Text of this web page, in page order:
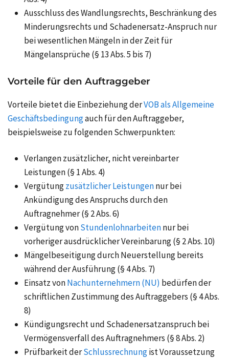
Ausschluss des Wandlungsrechts, Beschränkung des
Minderungsrechts und Schadenersatz-Anspruch nur
bei wesentlichen Mängeln in der Zeit für
Mängelansprüche (§ 13 Abs. 5 bis 7)
Vorteile für den Auftraggeber
Vorteile bietet die Einbeziehung derVOB als Allgemeine
Geschäftsbedingungauch für den Auftraggeber,
beispielsweise zu folgenden Schwerpunkten:
Verlangen zusätzlicher, nicht vereinbarter
Leistungen (§ 1 Abs. 4)
Vergütungzusätzlicher Leistungennur bei
Ankündigung des Anspruchs durch den
Auftragnehmer (§ 2 Abs. 6)
Vergütung vonStundenlohnarbeitennur bei
vorheriger ausdrücklicher Vereinbarung (§ 2 Abs. 10)
Mängelbeseitigung durch Neuerstellung bereits
während der Ausführung (§ 4 Abs. 7)
Einsatz vonNachunternehmern (NU) bedürfen der
schriftlichen Zustimmung des Auftraggebers (§ 4 Abs.
8)
Kündigungsrecht und Schadenersatzanspruch bei
Vermögensverfall des Auftragnehmers (§ 8 Abs. 2)
Prüfbarkeit derSchlussrechnungist Voraussetzung